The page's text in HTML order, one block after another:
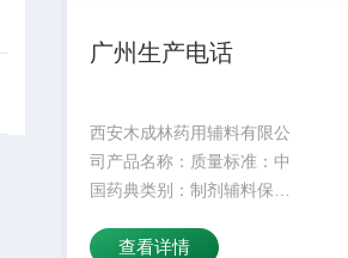
广州生产电话
西安木成林药用辅料有限公
司产品名称：质量标准：中
国药典类别：制剂辅料保质
规格：25kg产品名字：主要
查看详情